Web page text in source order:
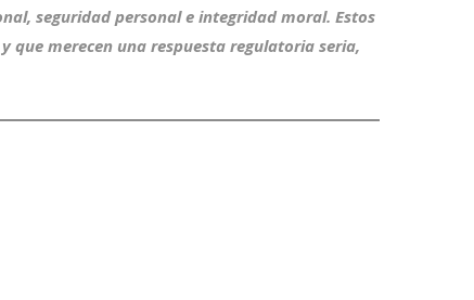
seguridad personal e integridad moral. Estos
que merecen una respuesta regulatoria seria,